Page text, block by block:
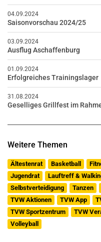
04.09.2024
Saisonvorschau 2024/25
03.09.2024
Ausflug Aschaffenburg
01.09.2024
Erfolgreiches Trainingslager
31.08.2024
Geselliges Grillfest im
Weitere Themen
Ältestenrat Basketball
Jugendrat
Lauftreff &
Selbstverteidigung
Tanzen
TVW Aktionen
TVW App
TVW Sportzentrum
TVW
Volleyball